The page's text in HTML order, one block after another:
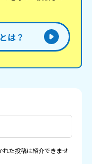
は？
た投稿は紹介できませ